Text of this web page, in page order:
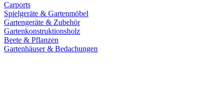
Carports
Spielgeräte & Gartenmöbel
Gartengeräte & Zubehör
Gartenkonstruktionsholz
Beete & Pflanzen
Gartenhäuser & Bedachungen